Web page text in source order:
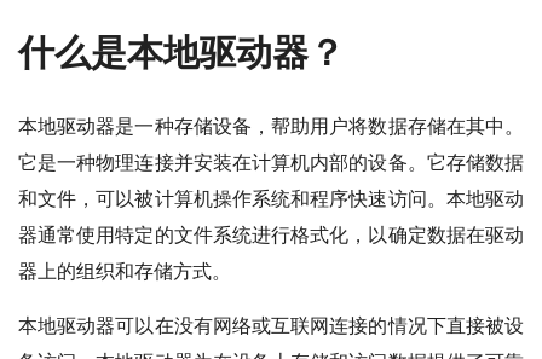
什么是本地驱动器？
本地驱动器是一种存储设备，帮助用户将数据存储在其中。
它是一种物理连接并安装在计算机内部的设备。它存储数据
和文件，可以被计算机操作系统和程序快速访问。本地驱动
器通常使用特定的文件系统进行格式化，以确定数据在驱动
器上的组织和存储方式。
本地驱动器可以在没有网络或互联网连接的情况下直接被设